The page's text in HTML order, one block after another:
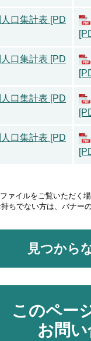
口集計表 [PD
口集計表 [PD
口集計表 [PD
口集計表 [PD
ァイルをご覧いただく
持ちでない方は、バナー
見つから
このペー
お問